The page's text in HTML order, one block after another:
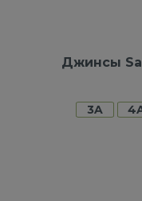
Джинсы
3A